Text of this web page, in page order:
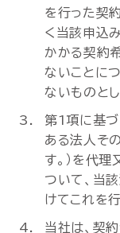
を行った契
く当該申込
かかる契約
ないことに
ないものとし
第1項に基づ
ある法人そ
す。）を代
ついて、当
けてこれを
当社は、契